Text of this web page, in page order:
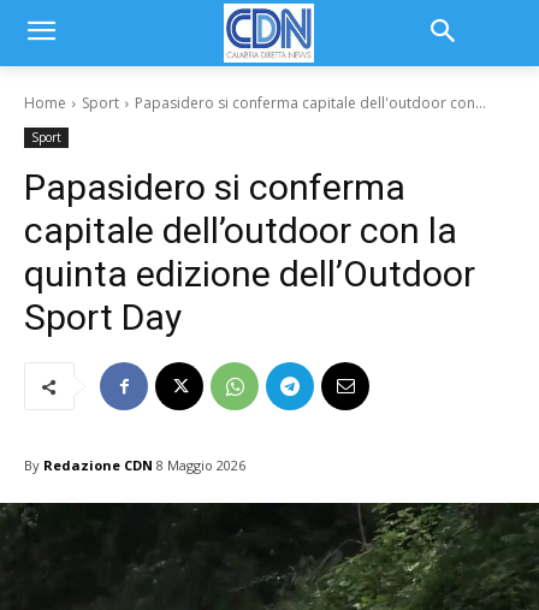
Home Sport Papasidero si conferma capitale dell'outdoor con...
Sport
Papasidero si conferma
capitale dell’outdoor con la
quinta edizione dell’Outdoor
Sport Day
By Redazione CDN 8 Maggio 2026